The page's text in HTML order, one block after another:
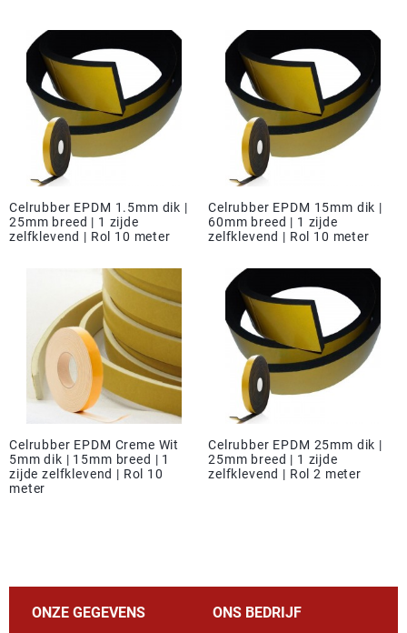
Celrubber EPDM 1.5mm dik |
25mm breed | 1 zijde
zelfklevend | Rol 10 meter
Celrubber EPDM 15mm dik |
60mm breed | 1 zijde
zelfklevend | Rol 10 meter
Celrubber EPDM Creme Wit
5mm dik | 15mm breed | 1
zijde zelfklevend | Rol 10
meter
Celrubber EPDM 25mm dik |
25mm breed | 1 zijde
zelfklevend | Rol 2 meter
ONZE GEGEVENS ONS BEDRIJF